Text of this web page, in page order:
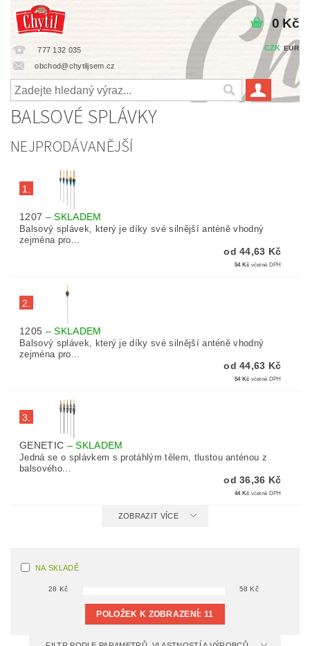
777 132 035
obchod@chytiljsem.cz
CZK EUR
0 Kč
BALSOVÉ SPLÁVKY
NEJPRODÁVANĚJŠÍ
1.
1207 –SKLADEM
Balsový splávek, který je díky své silnější anténě vhodný
zejména pro...
od 44,63 Kč
54 Kč včetně DPH
2.
1205 –SKLADEM
Balsový splávek, který je díky své silnější anténě vhodný
zejména pro...
od 44,63 Kč
54 Kč včetně DPH
3.
GENETIC –SKLADEM
Jedná se o splávkem s protáhlým tělem, tlustou anténou z
balsového...
od 36,36 Kč
44 Kč včetně DPH
ZOBRAZIT VÍCE
NA SKLADĚ
28 Kč 58 Kč
POLOŽEK K ZOBRAZENÍ:11